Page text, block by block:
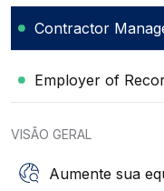
Contractor
Employer of
VISÃO GERAL
Aumente sua